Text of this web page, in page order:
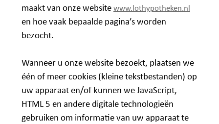
maakt van onze website www.lothypotheken.nl
en hoe vaak bepaalde pagina’s worden
bezocht.
Wanneer u onze website bezoekt, plaatsen we
één of meer cookies (kleine tekstbestanden) op
uw apparaat en/of kunnen we JavaScript,
HTML 5 en andere digitale technologieën
gebruiken om informatie van uw apparaat te